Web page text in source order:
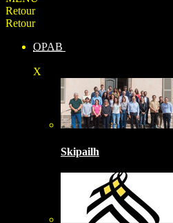
Retour
Retour
OPAB
X
Skipailh